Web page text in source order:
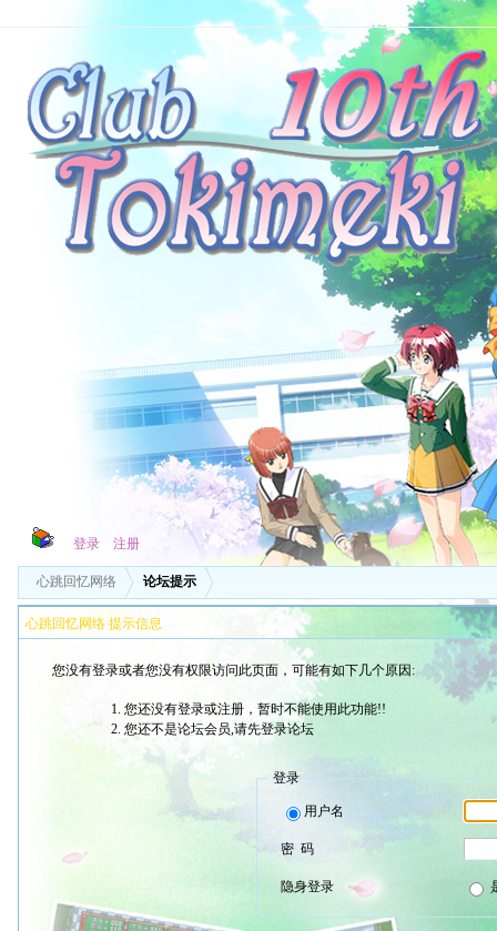
登录 注册
心跳回忆网络 论坛提示
心跳回忆网络 提示信息
您没有登录或者您没有权限访问此页面，可能有如下几个原因:
您还没有登录或注册，暂时不能使用此功能!!
您还不是论坛会员,请先登录论坛
登录
用户名
密 码
隐身登录